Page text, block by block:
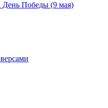
День Победы (9 мая)